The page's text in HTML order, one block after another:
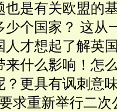
也是有关欧盟的
少个国家？ 这从
人才想起了解英
来什么影响！怎
？更具有讽刺意
求重新举行二